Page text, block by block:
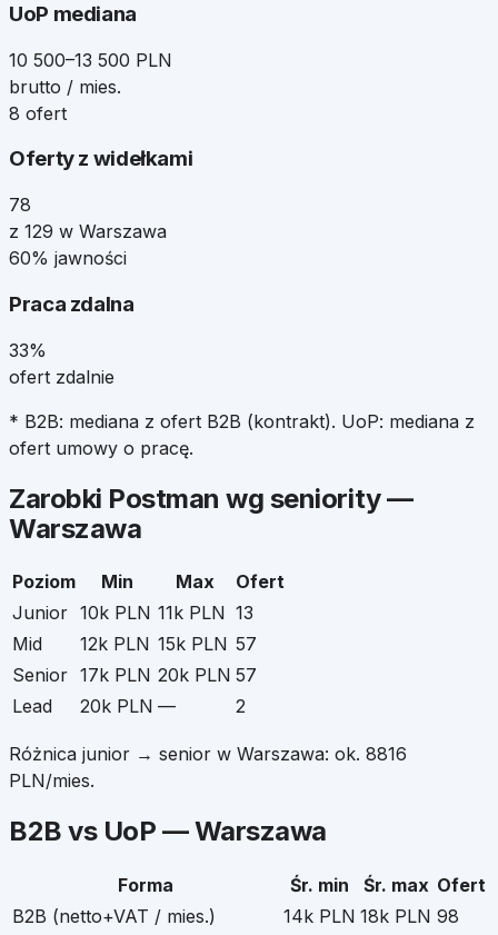
UoP mediana
10 500–13 500 PLN
brutto / mies.
8 ofert
Oferty z widełkami
78
z 129 w Warszawa
60% jawności
Praca zdalna
33%
ofert zdalnie
* B2B: mediana z ofert B2B (kontrakt). UoP: mediana z
ofert umowy o pracę.
Zarobki Postman wg seniority —
Warszawa
Poziom Min Max
Ofert
Junior 10k PLN 11k PLN 13
Mid
12k PLN 15k PLN 57
Senior 17k PLN 20k PLN 57
Lead
20k PLN — 2
Różnica junior → senior w Warszawa: ok. 8816
PLN/mies.
B2B vs UoP —Warszawa
Forma Śr. min Śr. max Ofert
B2B (netto+VAT / mies.)
14k PLN 18k PLN 98